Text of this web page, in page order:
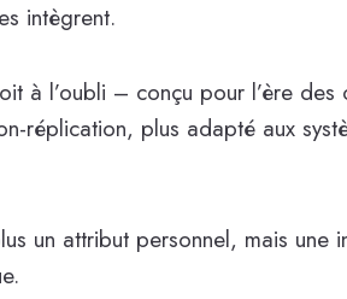
intègrent.
à l’oubli – conçu pour l’ère des
réplication, plus adapté aux
un attribut personnel, mais